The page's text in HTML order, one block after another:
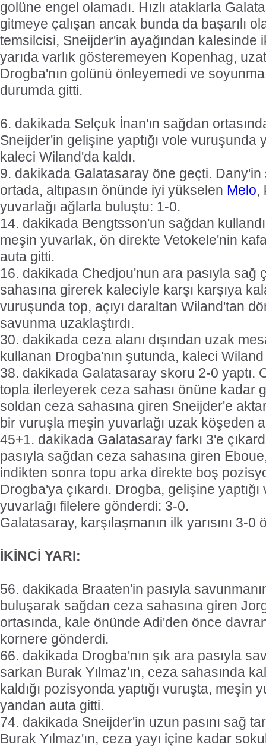
golüne engel olamadı. Hızlı ataklarla
gitmeye çalışan ancak bunda da başarılı
temsilcisi, Sneijder'in ayağından kalesinde
yarıda varlık gösteremeyen Kopenhag,
Drogba'nın golünü önleyemedi ve
durumda gitti.
6. dakikada Selçuk İnan'ın sağdan
Sneijder'in gelişine yaptığı vole vuruşunda
kaleci Wiland'da kaldı.
9. dakikada Galatasaray öne geçti. Dany'in
ortada, altıpasın önünde iyi yükselen Melo,
yuvarlağı ağlarla buluştu: 1-0.
14. dakikada Bengtsson'un sağdan
meşin yuvarlak, ön direkte Vetokele'nin
auta gitti.
16. dakikada Chedjou'nun ara pasıyla sağ
sahasına girerek kaleciyle karşı karşıya
vuruşunda top, açıyı daraltan Wiland'tan
savunma uzaklaştırdı.
30. dakikada ceza alanı dışından uzak
kullanan Drogba'nın şutunda, kaleci
38. dakikada Galatasaray skoru 2-0 yaptı.
topla ilerleyerek ceza sahası önüne kadar
soldan ceza sahasına giren Sneijder'e
bir vuruşla meşin yuvarlağı uzak köşeden
45+1. dakikada Galatasaray farkı 3'e
pasıyla sağdan ceza sahasına giren
indikten sonra topu arka direkte boş
Drogba'ya çıkardı. Drogba, gelişine
yuvarlağı filelere gönderdi: 3-0.
Galatasaray, karşılaşmanın ilk yarısını 3-0
İKİNCİ YARI:
56. dakikada Braaten'in pasıyla
buluşarak sağdan ceza sahasına giren
ortasında, kale önünde Adi'den önce
kornere gönderdi.
66. dakikada Drogba'nın şık ara pasıyla
sarkan Burak Yılmaz'ın, ceza sahasında
kaldığı pozisyonda yaptığı vuruşta, meşin
yandan auta gitti.
74. dakikada Sneijder'in uzun pasını sağ
Burak Yılmaz'ın, ceza yayı içine kadar